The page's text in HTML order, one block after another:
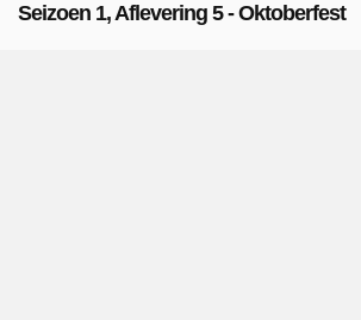
Seizoen 1, Aflevering 5 - Oktoberfest